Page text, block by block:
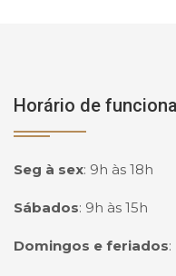
Horário de
Seg à sex: 9h às 18h
Sábados: 9h às 15h
Domingos e feriados: